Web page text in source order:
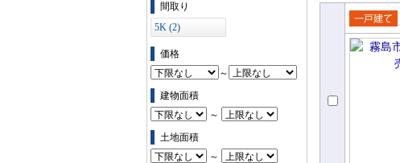
間取り
5K (2)
価格
～
建物面積
～
土地面積
～
売一戸建
て